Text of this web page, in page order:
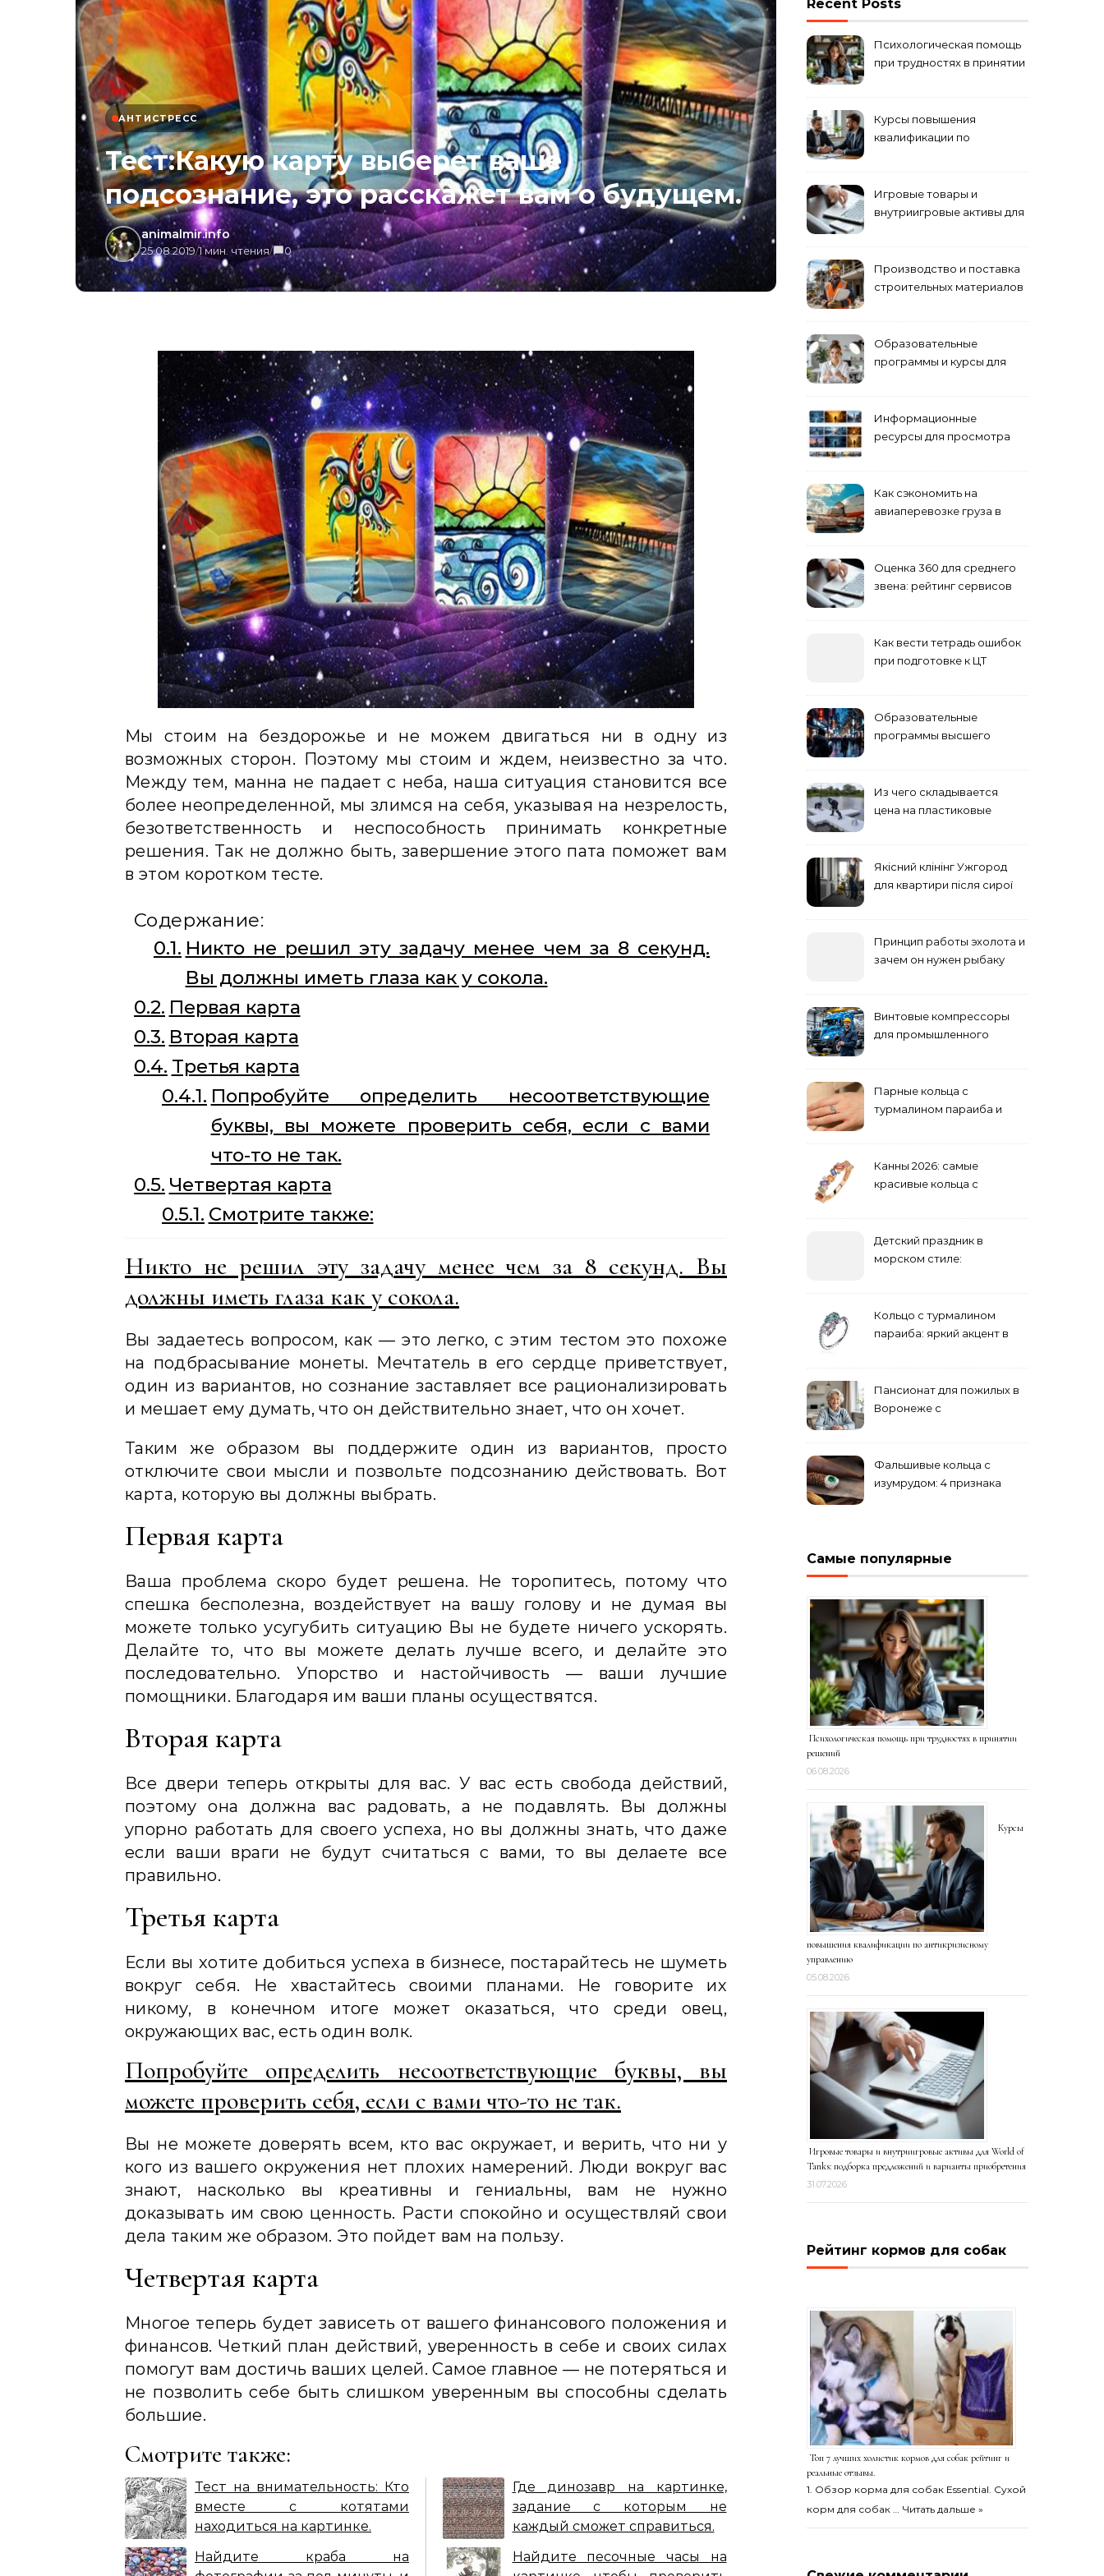
АНТИСТРЕСС
Тест:Какую карту выберет ваше
подсознание, это расскажет вам о будущем.
animalmir.info
25.08.2019/1 мин. чтения/ 0
Мы стоим на бездорожье и не можем двигаться ни в одну из
возможных сторон. Поэтому мы стоим и ждем, неизвестно за что.
Между тем, манна не падает с неба, наша ситуация становится все
более неопределенной, мы злимся на себя, указывая на незрелость,
безответственность и неспособность принимать конкретные
решения. Так не должно быть, завершение этого пата поможет вам
в этом коротком тесте.
Содержание:
Никто не решил эту задачу менее чем за 8 секунд.
Вы должны иметь глаза как у сокола.
Первая карта
Вторая карта
Третья карта
Попробуйте определить несоответствующие
буквы, вы можете проверить себя, если с вами
что-то не так.
Четвертая карта
Смотрите также:
Никто не решил эту задачу менее чем за 8 секунд. Вы
должны иметь глаза как у сокола.
Вы задаетесь вопросом, как — это легко, с этим тестом это похоже
на подбрасывание монеты. Мечтатель в его сердце приветствует,
один из вариантов, но сознание заставляет все рационализировать
и мешает ему думать, что он действительно знает, что он хочет.
Таким же образом вы поддержите один из вариантов, просто
отключите свои мысли и позвольте подсознанию действовать. Вот
карта, которую вы должны выбрать.
Первая карта
Ваша проблема скоро будет решена. Не торопитесь, потому что
спешка бесполезна, воздействует на вашу голову и не думая вы
можете только усугубить ситуацию Вы не будете ничего ускорять.
Делайте то, что вы можете делать лучше всего, и делайте это
последовательно. Упорство и настойчивость — ваши лучшие
помощники. Благодаря им ваши планы осуществятся.
Вторая карта
Все двери теперь открыты для вас. У вас есть свобода действий,
поэтому она должна вас радовать, а не подавлять. Вы должны
упорно работать для своего успеха, но вы должны знать, что даже
если ваши враги не будут считаться с вами, то вы делаете все
правильно.
Третья карта
Если вы хотите добиться успеха в бизнесе, постарайтесь не шуметь
вокруг себя. Не хвастайтесь своими планами. Не говорите их
никому, в конечном итоге может оказаться, что среди овец,
окружающих вас, есть один волк.
Попробуйте определить несоответствующие буквы, вы
можете проверить себя, если с вами что-то не так.
Вы не можете доверять всем, кто вас окружает, и верить, что ни у
кого из вашего окружения нет плохих намерений. Люди вокруг вас
знают, насколько вы креативны и гениальны, вам не нужно
доказывать им свою ценность. Расти спокойно и осуществляй свои
дела таким же образом. Это пойдет вам на пользу.
Четвертая карта
Многое теперь будет зависеть от вашего финансового положения и
финансов. Четкий план действий, уверенность в себе и своих силах
помогут вам достичь ваших целей. Самое главное — не потеряться и
не позволить себе быть слишком уверенным вы способны сделать
большие.
Смотрите также:
Тест на внимательность: Кто
вместе с котятами
находиться на картинке.
Найдите краба на
Где динозавр на картинке,
задание с которым не
каждый сможет справиться.
Найдите песочные часы на
Recent Posts
Психологическая помощь
при трудностях в принятии
Курсы повышения
квалификации по
Игровые товары и
внутриигровые активы для
приобретения
Производство и поставка
строительных материалов
Образовательные
программы и курсы для
Информационные
ресурсы для просмотра
Как сэкономить на
авиаперевозке груза в
Оценка 360 для среднего
звена: рейтинг сервисов
Как вести тетрадь ошибок
при подготовке к ЦТ
Образовательные
программы высшего
Из чего складывается
цена на пластиковые
Якісний клінінг Ужгород
для квартири після сирої
Принцип работы эхолота и
зачем он нужен рыбаку
Винтовые компрессоры
для промышленного
Парные кольца с
турмалином параиба и
Канны 2026: самые
красивые кольца с
Детский праздник в
морском стиле:
Кольцо с турмалином
параиба: яркий акцент в
Пансионат для пожилых в
Воронеже с
Фальшивые кольца с
изумрудом: 4 признака
Самые популярные
Психологическая помощь при трудностях в принятии
решений
06.08.2026
Курсы
повышения квалификации по антикризисному
управлению
05.08.2026
Игровые товары и внутриигровые активы для World of
Tanks: подборка предложений и варианты приобретения
31.07.2026
Рейтинг кормов для собак
Топ 7 лучших холистик кормов для собак рейтинг и
реальные отзывы.
1. Обзор корма для собак Essential. Сухой
корм для собак … Читать дальше »